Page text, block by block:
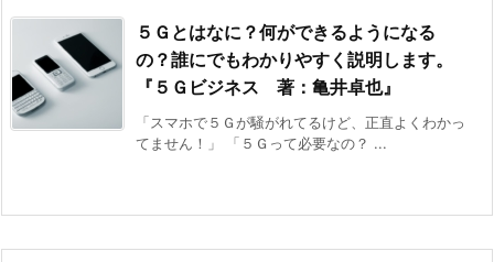
５Ｇとはなに？何ができるようになる
の？誰にでもわかりやすく説明します。
『５Ｇビジネス 著：亀井卓也』
「スマホで５Ｇが騒がれてるけど、正直よくわかっ
てません！」 「５Ｇって必要なの？ ...